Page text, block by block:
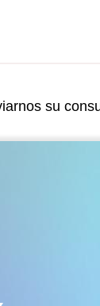
su